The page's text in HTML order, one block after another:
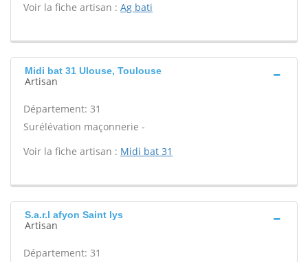
Voir la fiche artisan : Ag bati
Midi bat 31 Ulouse, Toulouse
Artisan
Département: 31
Surélévation maçonnerie -
Voir la fiche artisan : Midi bat 31
S.a.r.l afyon Saint lys
Artisan
Département: 31